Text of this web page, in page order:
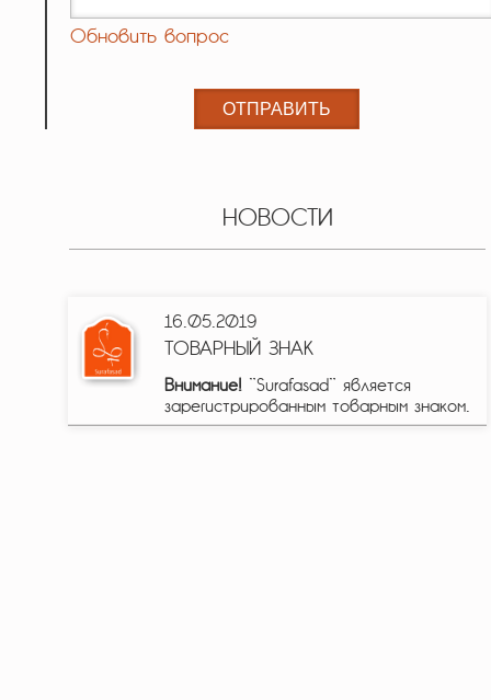
Обновить вопрос
НОВОСТИ
16.05.2019
ТОВАРНЫЙ ЗНАК
Внимание! "Surafasad" является
зарегистрированным товарным знаком.